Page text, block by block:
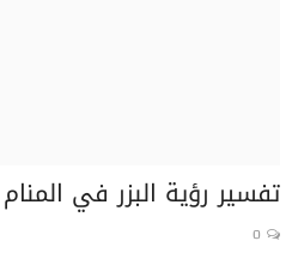
تفسير رؤية البزر في المنام
0